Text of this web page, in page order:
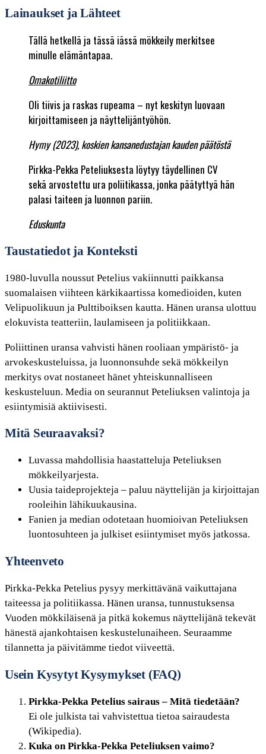
Lainaukset ja Lähteet
Tällä hetkellä ja tässä iässä mökkeily merkitsee
minulle elämäntapaa.
Omakotiliitto
Oli tiivis ja raskas rupeama – nyt keskityn luovaan
kirjoittamiseen ja näyttelijäntyöhön.
Hymy (2023), koskien kansanedustajan kauden päätöstä
Pirkka-Pekka Peteliuksesta löytyy täydellinen CV
sekä arvostettu ura poliitikassa, jonka päätyttyä hän
palasi taiteen ja luonnon pariin.
Eduskunta
Taustatiedot ja Konteksti
1980-luvulla noussut Petelius vakiinnutti paikkansa
suomalaisen viihteen kärkikaartissa komedioiden, kuten
Velipuolikuun ja Pulttiboiksen kautta. Hänen uransa ulottuu
elokuvista teatteriin, laulamiseen ja politiikkaan.
Poliittinen uransa vahvisti hänen rooliaan ympäristö- ja
arvokeskusteluissa, ja luonnonsuhde sekä mökkeilyn
merkitys ovat nostaneet hänet yhteiskunnalliseen
keskusteluun. Media on seurannut Peteliuksen valintoja ja
esiintymisiä aktiivisesti.
Mitä Seuraavaksi?
Luvassa mahdollisia haastatteluja Peteliuksen
mökkeilyarjesta.
Uusia taideprojekteja – paluu näyttelijän ja kirjoittajan
rooleihin lähikuukausina.
Fanien ja median odotetaan huomioivan Peteliuksen
luontosuhteen ja julkiset esiintymiset myös jatkossa.
Yhteenveto
Pirkka-Pekka Petelius pysyy merkittävänä vaikuttajana
taiteessa ja politiikassa. Hänen uransa, tunnustuksensa
Vuoden mökkiläisenä ja pitkä kokemus näyttelijänä tekevät
hänestä ajankohtaisen keskustelunaiheen. Seuraamme
tilannetta ja päivitämme tiedot viiveettä.
Usein Kysytyt Kysymykset (FAQ)
Pirkka-Pekka Petelius sairaus – Mitä tiedetään?
Ei ole julkista tai vahvistettua tietoa sairaudesta
(Wikipedia).
Kuka on Pirkka-Pekka Peteliuksen vaimo?